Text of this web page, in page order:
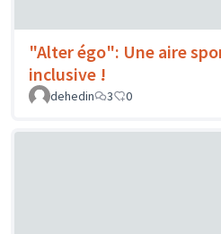
"Alter égo": Une aire
inclusive !
dehedin
3 0